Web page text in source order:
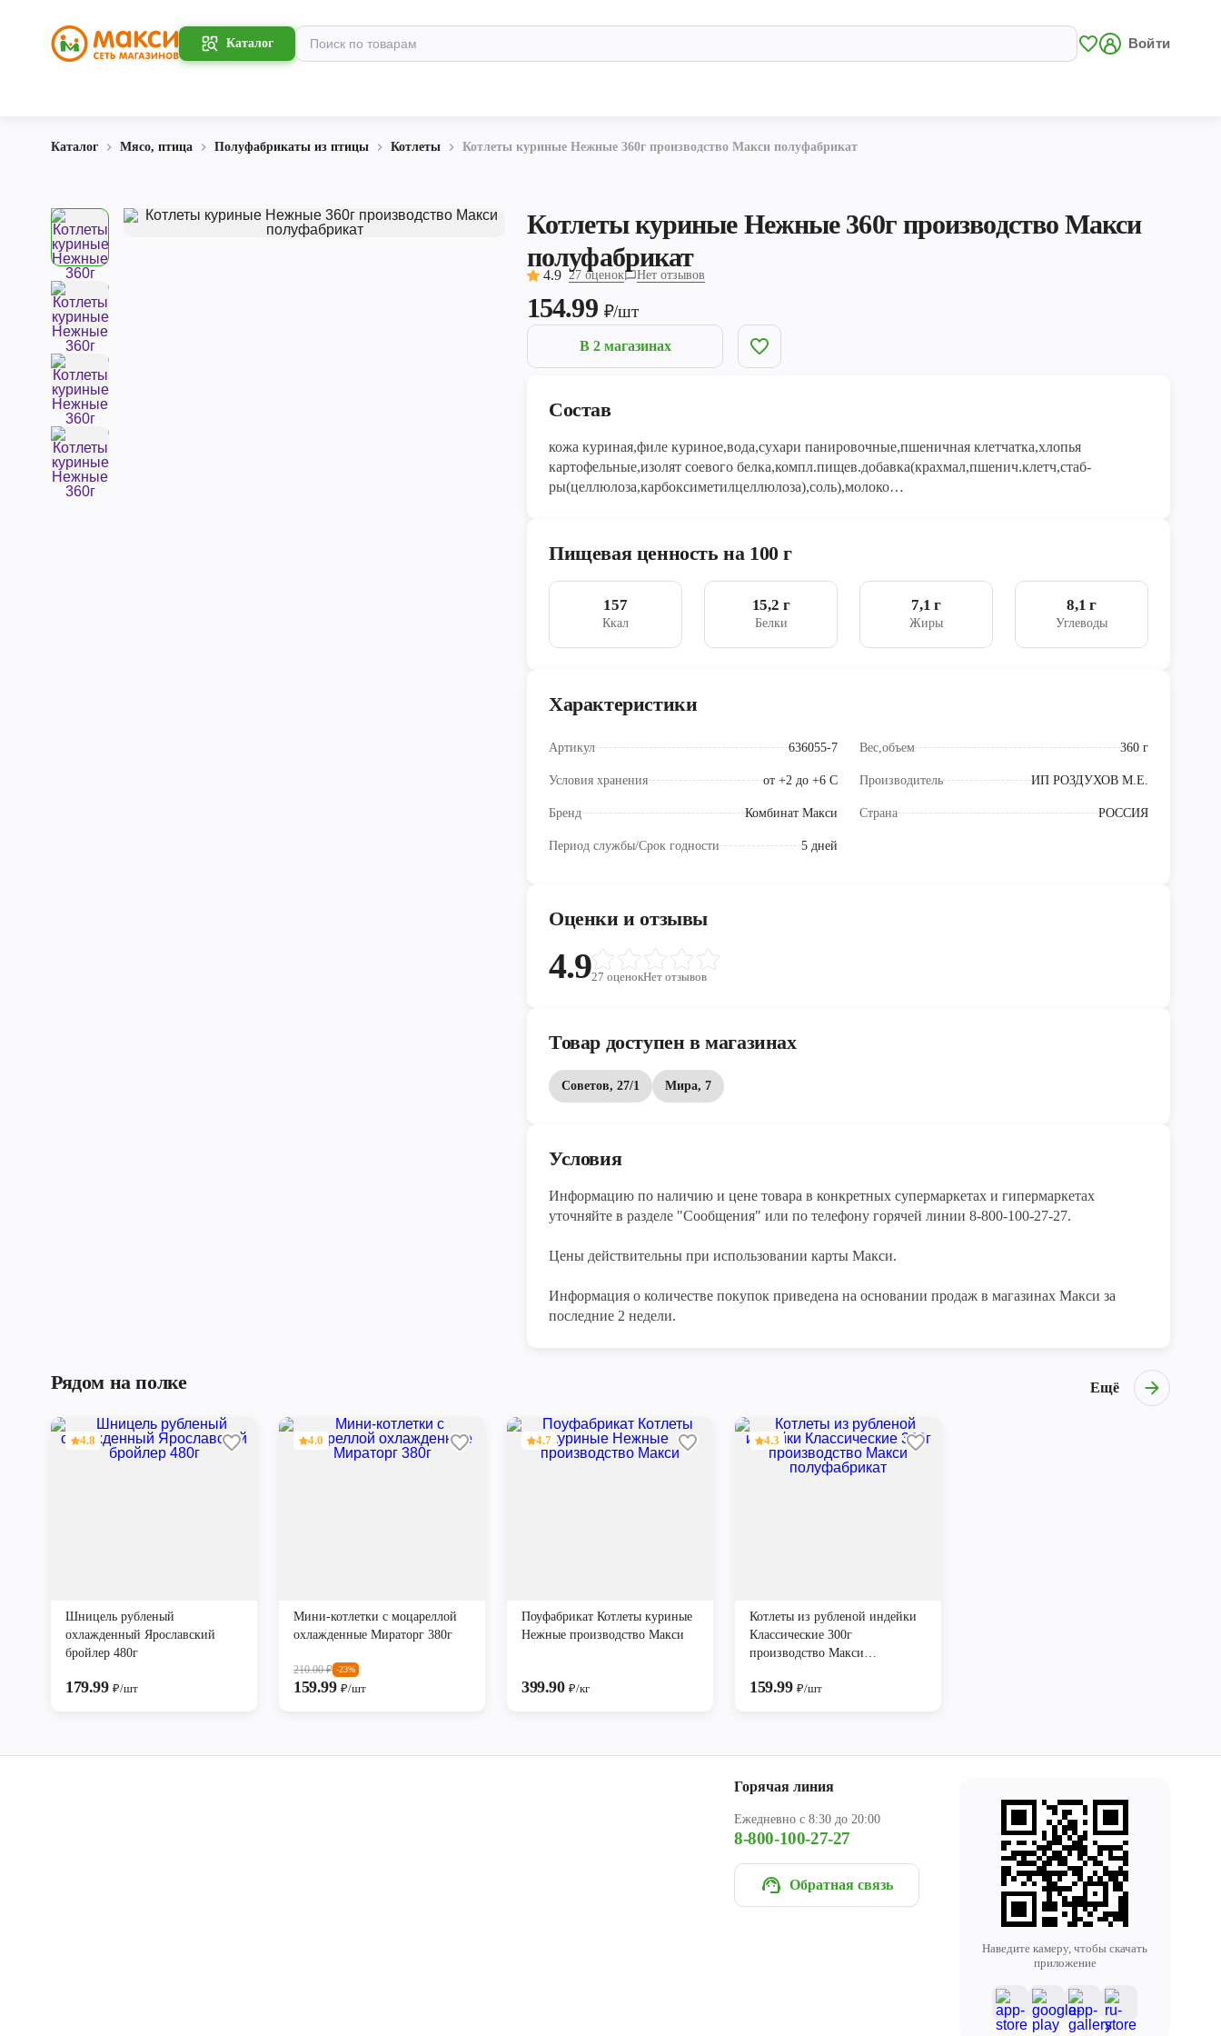
Каталог Войти
Каталог Мясо, птица Полуфабрикаты из птицы Котлеты Котлеты куриные Нежные 360г производство Макси полуфабрикат
Котлеты куриные Нежные 360г производство Макси
полуфабрикат
4.9 27 оценок Нет отзывов
154.99 ₽/шт
В 2 магазинах
Состав
кожа куриная,филе куриное,вода,сухари панировочные,пшеничная клетчатка,хлопья
картофельные,изолят соевого белка,компл.пищев.добавка(крахмал,пшенич.клетч,стаб-
ры(целлюлоза,карбоксиметилцеллюлоза),соль),молоко
(чеснок)),компл.пищев.добавка(рег.к-ти(трифосфаты),стабил(пирофосфаты,полифосфаты))
Пищевая ценность на 100 г
157
Ккал
15,2 г
Белки
7,1 г
Жиры
8,1 г
Углеводы
Характеристики
Артикул 636055-7 Вес,объем 360 г
Условия хранения от +2 до +6 С Производитель ИП РОЗДУХОВ М.Е.
Бренд Комбинат Макси Страна РОССИЯ
Период службы/Срок годности 5 дней
Оценки и отзывы
4.927 оценокНет отзывов
Товар доступен в магазинах
Советов, 27/1 Мира, 7
Условия
Информацию по наличию и цене товара в конкретных супермаркетах и гипермаркетах
уточняйте в разделе "Сообщения" или по телефону горячей линии 8-800-100-27-27.
Цены действительны при использовании карты Макси.
Информация о количестве покупок приведена на основании продаж в магазинах Макси за
последние 2 недели.
Рядом на полке Ещё
4.8
Шницель рубленый
охлажденный Ярославский
бройлер 480г
179.99₽/шт
4.0
Мини-котлетки с моцареллой
охлажденные Мираторг 380г
210.00₽ -23%
159.99₽/шт
4.7
Поуфабрикат Котлеты куриные
Нежные производство Макси
399.90₽/кг
4.3
Котлеты из рубленой индейки
Классические 300г
производство Макси
159.99₽/шт
Горячая линия
Ежедневно с 8:30 до 20:00
8-800-100-27-27
Обратная связь
Наведите камеру, чтобы скачать
приложение